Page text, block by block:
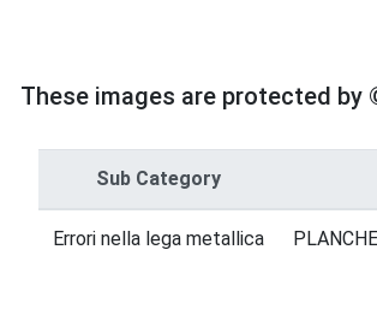
These images are protected by
Sub Category
Errori nella lega metallica